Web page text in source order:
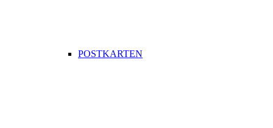
POSTKARTEN